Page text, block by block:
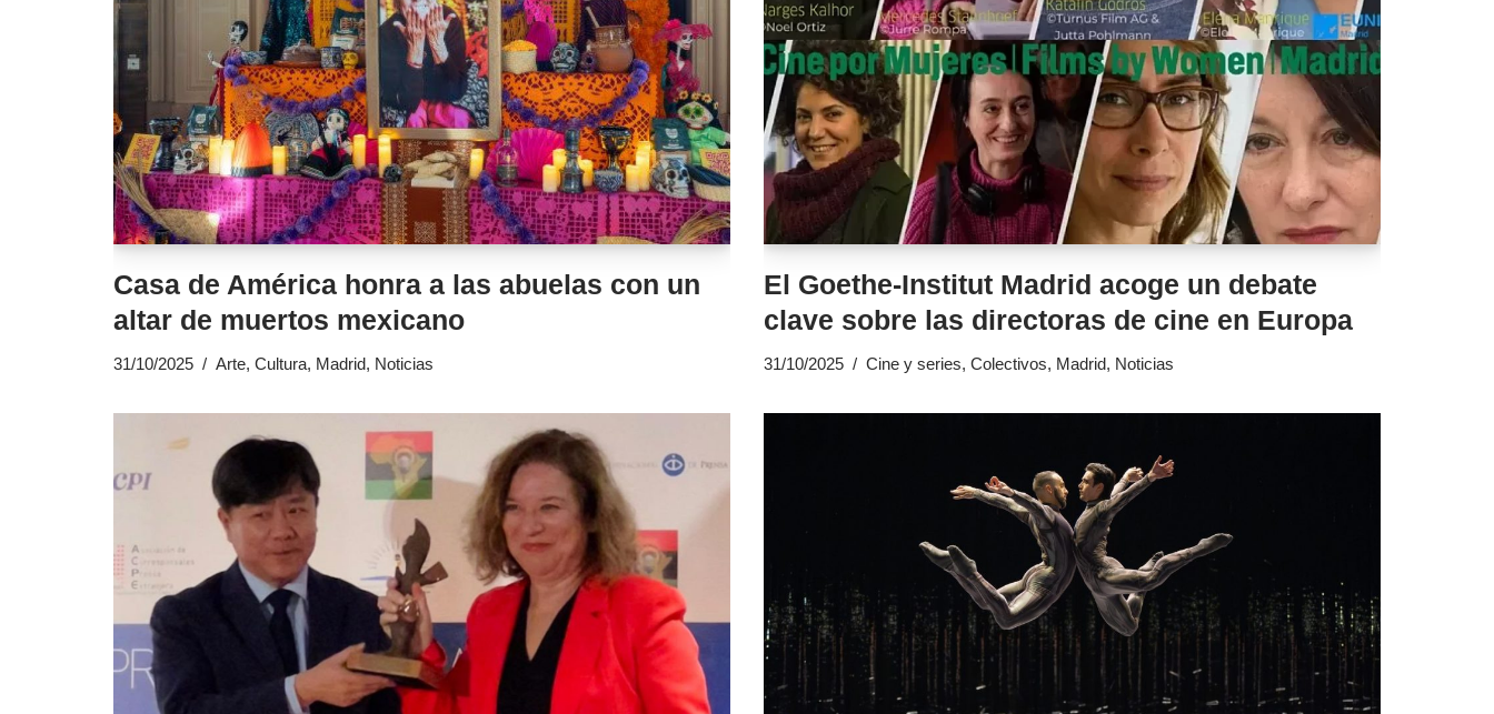
Casa de América honra a las abuelas con un
altar de muertos mexicano
31/10/2025 Arte, Cultura, Madrid, Noticias
El Goethe-Institut Madrid acoge un debate
clave sobre las directoras de cine en Europa
31/10/2025 Cine y series, Colectivos, Madrid, Noticias